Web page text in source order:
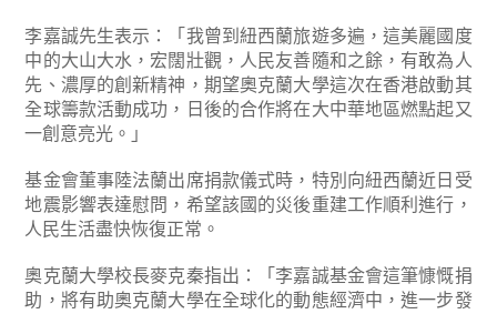
李嘉誠先生表示：「我曾到紐西蘭旅遊多遍，這美麗國度
中的大山大水，宏闊壯觀，人民友善隨和之餘，有敢為人
先、濃厚的創新精神，期望奧克蘭大學這次在香港啟動其
全球籌款活動成功，日後的合作將在大中華地區燃點起又
一創意亮光。」
基金會董事陸法蘭出席捐款儀式時，特別向紐西蘭近日受
地震影響表達慰問，希望該國的災後重建工作順利進行，
人民生活盡快恢復正常。
奧克蘭大學校長麥克秦指出：「李嘉誠基金會這筆慷慨捐
助，將有助奧克蘭大學在全球化的動態經濟中，進一步發